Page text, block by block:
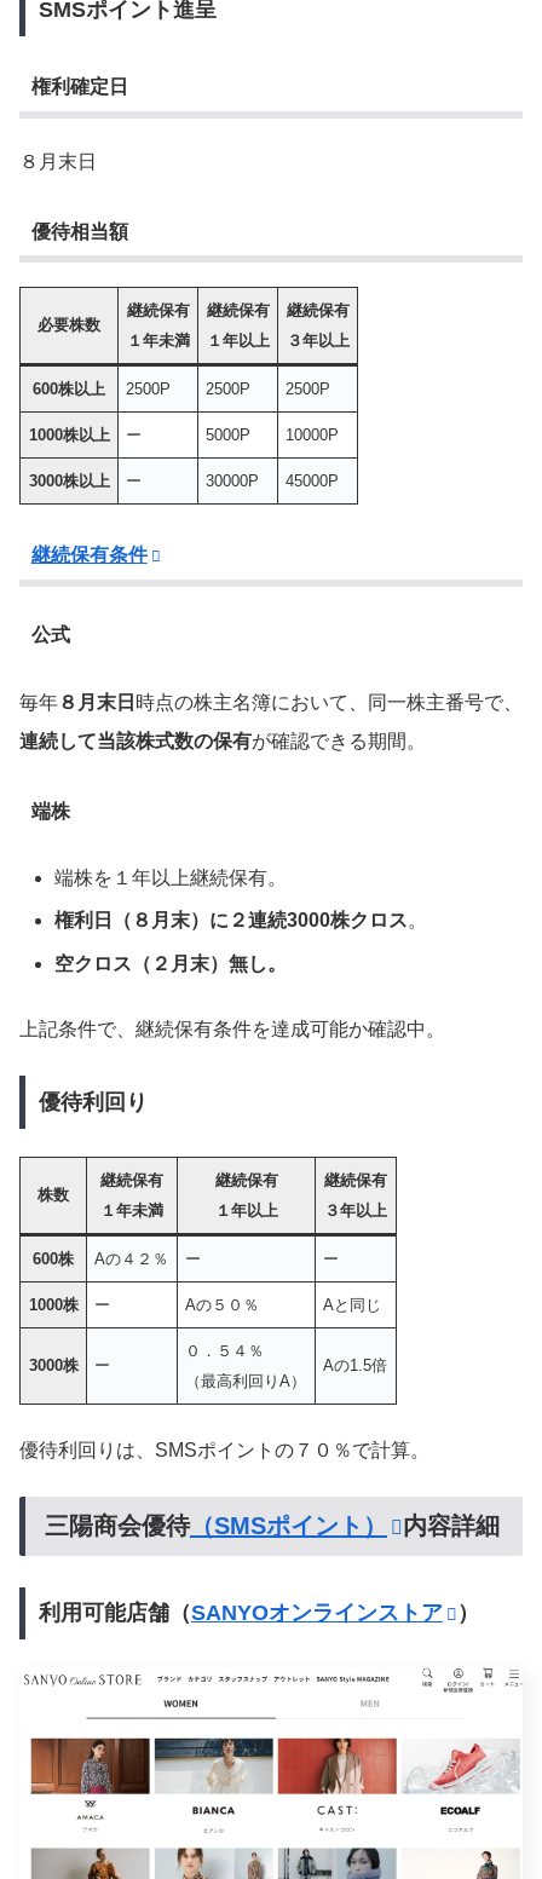
SMSポイント進呈
権利確定日
８月末日
優待相当額
必要株数
継続保有
１年未満
継続保有
１年以上
継続保有
３年以上
600株以上 2500P 2500P 2500P
1000株以上 ー 5000P 10000P
3000株以上 ー 30000P 45000P
継続保有条件
公式
毎年８月末日 時点の株主名簿において、同一株主番号で、
連続して当該株式数の保有が確認できる期間。
端株
端株を１年以上継続保有。
権利日（８月末）に２連続3000株クロス。
空クロス（２月末）無し。
上記条件で、継続保有条件を達成可能か確認中。
優待利回り
株数
継続保有
１年未満
継続保有
１年以上
継続保有
３年以上
600株 Aの４２％ ー ー
1000株 ー Aの５０％ Aと同じ
3000株 ー
０．５４％
（最高利回りA）
Aの1.5倍
優待利回りは、SMSポイントの７０％で計算。
三陽商会優待（SMSポイント） 内容詳細
利用可能店舗（SANYOオンラインストア ）